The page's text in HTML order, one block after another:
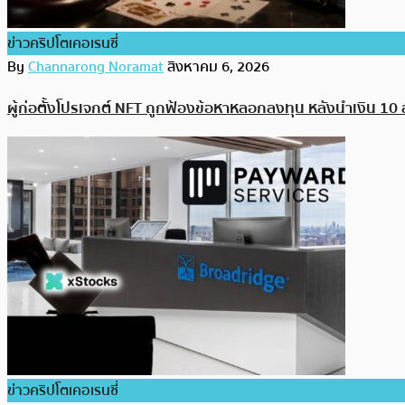
ข่าวคริปโตเคอเรนซี่
ByChannarong Noramatสิงหาคม 6, 2026
ผู้ก่อตั้งโปรเจกต์ NFT ถูกฟ้องข้อหาหลอกลงทุน หลังนำเงิน 10
ข่าวคริปโตเคอเรนซี่